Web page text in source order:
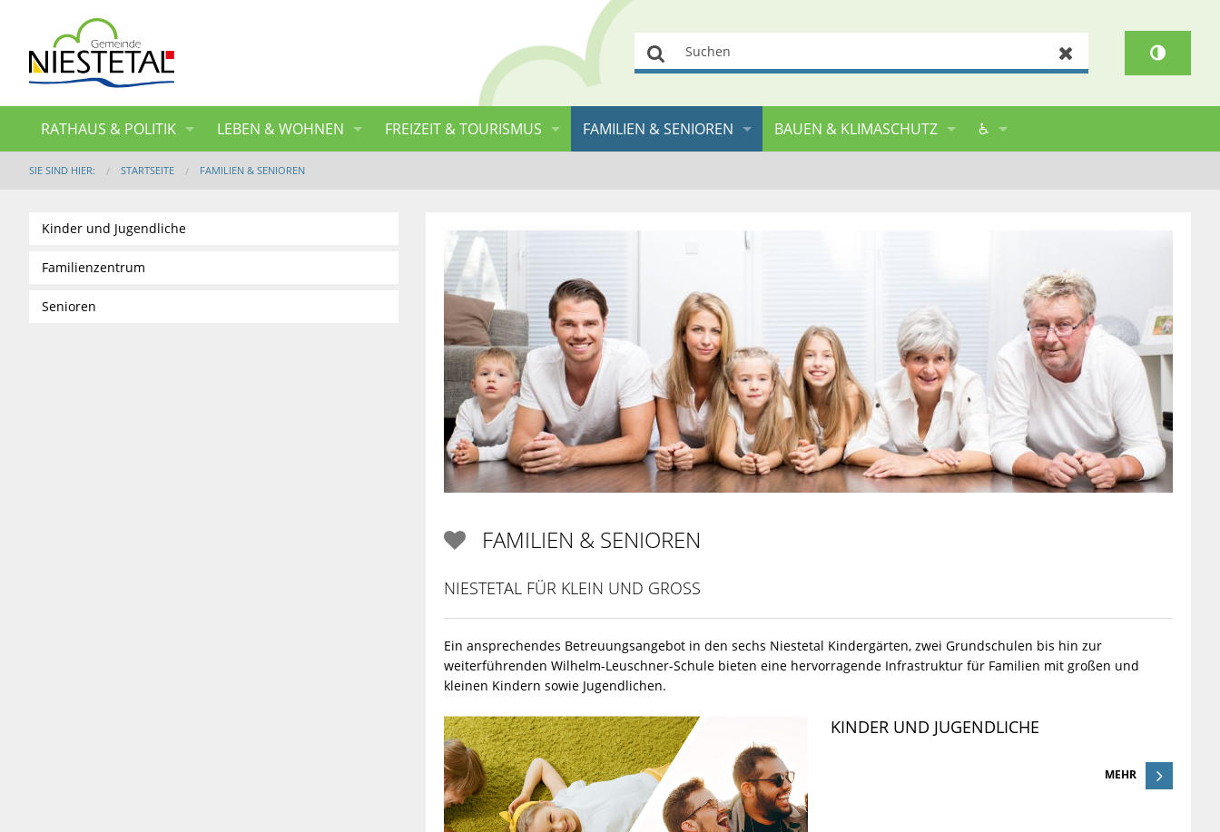
RATHAUS & POLITIK LEBEN & WOHNEN FREIZEIT & TOURISMUS FAMILIEN & SENIOREN BAUEN & KLIMASCHUTZ ♿
SIE SIND HIER: STARTSEITE FAMILIEN & SENIOREN
 FAMILIEN & SENIOREN
NIESTETAL FÜR KLEIN UND GROSS
Ein ansprechendes Betreuungsangebot in den sechs Niestetal Kindergärten, zwei Grundschulen bis hin zur
weiterführenden Wilhelm-Leuschner-Schule bieten eine hervorragende Infrastruktur für Familien mit großen und
kleinen Kindern sowie Jugendlichen.
KINDER UND JUGENDLICHE
MEHR
Kinder und Jugendliche
Familienzentrum
Senioren